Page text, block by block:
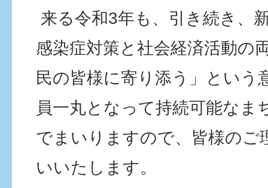
来る令和3年も、引き続き、
感染症対策と社会経済活動の
民の皆様に寄り添う」という
員一丸となって持続可能なま
でまいりますので、皆様のご
いいたします。